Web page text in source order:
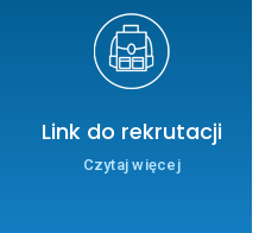
Link do rekrutacji
Czytaj więcej